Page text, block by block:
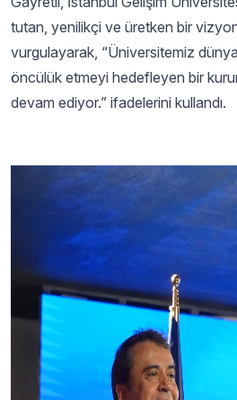
tutan, yenilikçi ve üretken bir
vurgulayarak, “Üniversitemiz
öncülük etmeyi hedefleyen bir
devam ediyor.” ifadelerini kullandı.